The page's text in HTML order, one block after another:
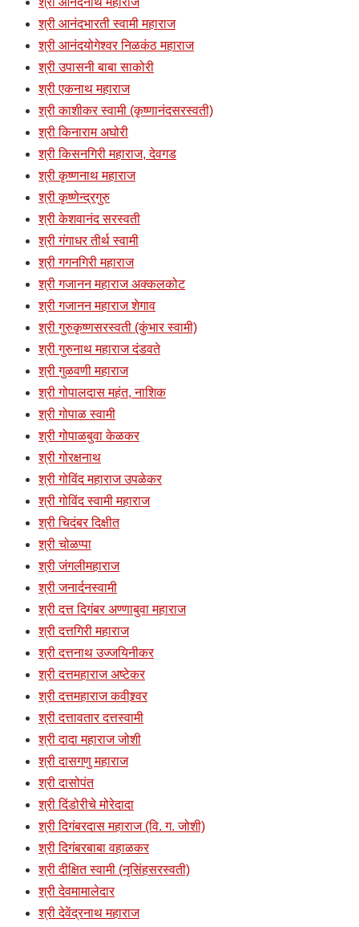
श्री आनंदभारती स्वामी महाराज
श्री आनंदयोगेश्वर निळकंठ महाराज
श्री उपासनी बाबा साकोरी
श्री एकनाथ महाराज
श्री काशीकर स्वामी (कृष्णानंदसरस्वती)
श्री किनाराम अघोरी
श्री किसनगिरी महाराज, देवगड
श्री कृष्णनाथ महाराज
श्री कृष्णेन्द्रगुरु
श्री केशवानंद सरस्वती
श्री गंगाधर तीर्थ स्वामी
श्री गगनगिरी महाराज
श्री गजानन महाराज अक्कलकोट
श्री गजानन महाराज शेगाव
श्री गुरुकृष्णसरस्वती (कुंभार स्वामी)
श्री गुरुनाथ महाराज दंडवते
श्री गुळवणी महाराज
श्री गोपालदास महंत, नाशिक
श्री गोपाळ स्वामी
श्री गोपाळबुवा केळकर
श्री गोरक्षनाथ
श्री गोविंद महाराज उपळेकर
श्री गोविंद स्वामी महाराज
श्री चिदंबर दिक्षीत
श्री चोळप्पा
श्री जंगलीमहाराज
श्री जनार्दनस्वामी
श्री दत्त दिगंबर अण्णाबुवा महाराज
श्री दत्तगिरी महाराज
श्री दत्तनाथ उज्जयिनीकर
श्री दत्तमहाराज अष्टेकर
श्री दत्तमहाराज कवीश्र्वर
श्री दत्तावतार दत्तस्वामी
श्री दादा महाराज जोशी
श्री दासगणु महाराज
श्री दासोपंत
श्री दिंडोरीचे मोरेदादा
श्री दिगंबरदास महाराज (वि. ग. जोशी)
श्री दिगंबरबाबा वहाळकर
श्री दीक्षित स्वामी (नृसिंहसरस्वती)
श्री देवमामालेदार
श्री देवेंद्रनाथ महाराज